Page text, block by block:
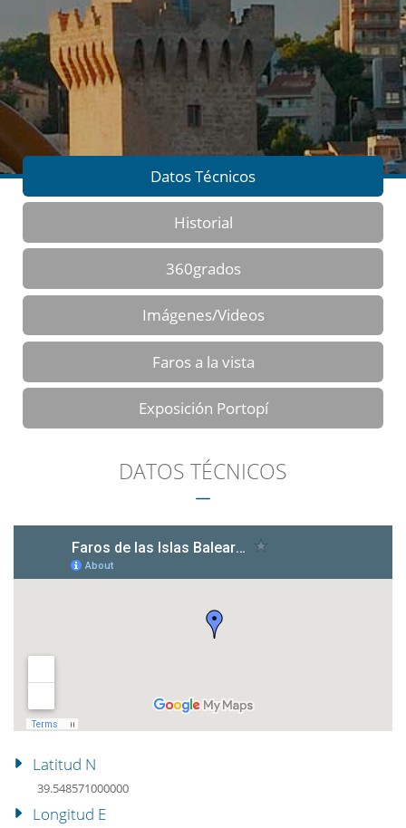
Datos Técnicos
Historial
360grados
Imágenes/Videos
Faros a la vista
Exposición Portopí
DATOS TÉCNICOS
Latitud N
39.548571000000
Longitud E